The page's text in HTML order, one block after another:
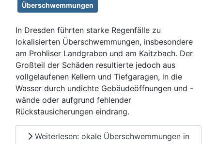
Überschwemmungen
In Dresden führten starke Regenfälle zu
lokalisierten Überschwemmungen, insbesondere
am Prohliser Landgraben und am Kaitzbach. Der
Großteil der Schäden resultierte jedoch aus
vollgelaufenen Kellern und Tiefgaragen, in die
Wasser durch undichte Gebäudeöffnungen und -
wände oder aufgrund fehlender
Rückstausicherungen eindrang.
Weiterlesen: okale Überschwemmungen in